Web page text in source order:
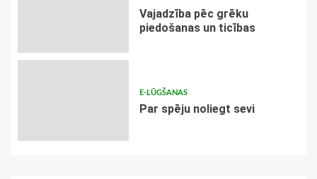
Vajadzība pēc grēku
piedošanas un ticības
E-LŪGŠANAS
Par spēju noliegt sevi